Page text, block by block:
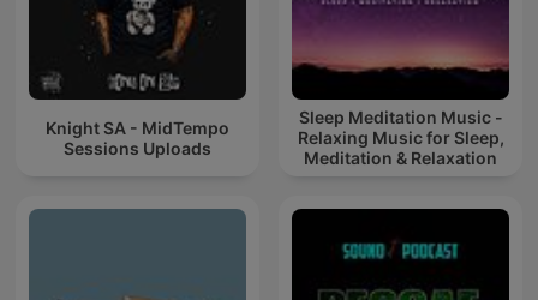
Knight SA - MidTempo
Sessions Uploads
Sleep Meditation Music -
Relaxing Music for Sleep,
Meditation & Relaxation